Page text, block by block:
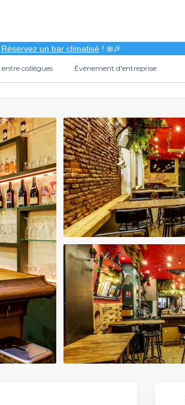
Réservez un bar climatisé! ❄️🎉
entre collègues Évènement d'entreprise